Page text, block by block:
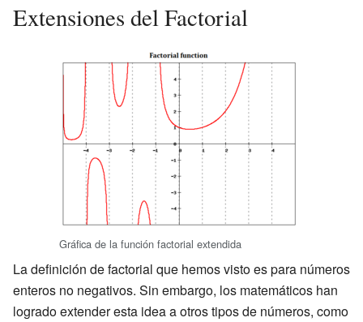
Extensiones del Factorial
Gráfica de la función factorial extendida
La definición de factorial que hemos visto es para números
enteros no negativos. Sin embargo, los matemáticos han
logrado extender esta idea a otros tipos de números, como